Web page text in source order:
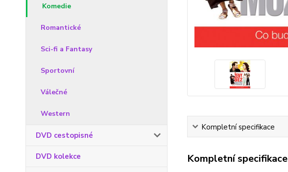
Komedie
Romantické
Sci-fi a Fantasy
Sportovní
Válečné
Western
DVD cestopisné
DVD kolekce
Kompletní specifikace
Kompletní specifikace